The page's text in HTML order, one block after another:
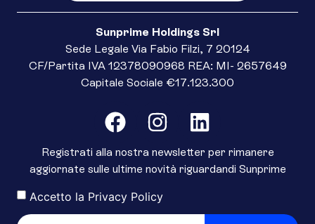
Sunprime Holdings Srl
Sede Legale Via Fabio Filzi, 7 20124
CF/Partita IVA 12378090968 REA: MI- 2657649
Capitale Sociale €17.123.300
Registrati alla nostra newsletter per rimanere
aggiornate sulle ultime novità riguardandi Sunprime
Accetto la Privacy Policy